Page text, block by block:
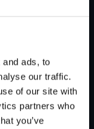
ads, to
our traffic.
of our site with
partners who
you’ve
und
wurde von Tim
fünf
Google